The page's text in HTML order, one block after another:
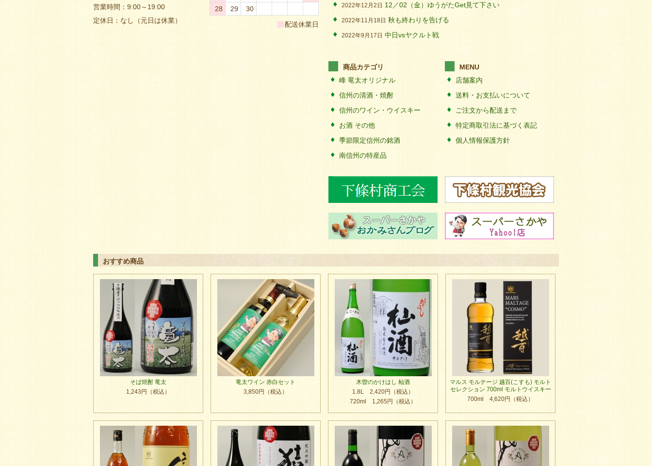
営業時間：9:00～19:00
定休日：なし（元日は休業）
28
29 30
■配送休業日
2022年12月2日 12／02（金）ゆうがたGet見て下さい
2022年11月18日 秋も終わりを告げる
2022年9月17日 中日vsヤクルト戦
商品カテゴリ
峰 竜太オリジナル
信州の清酒・焼酎
信州のワイン・ウイスキー
お酒 その他
季節限定信州の銘酒
南信州の特産品
MENU
店舗案内
送料・お支払いについて
ご注文から配送まで
特定商取引法に基づく表記
個人情報保護方針
おすすめ商品
そば焼酎 竜太
1,243円（税込）
竜太ワイン 赤白セット
3,850円（税込）
木曽のかけはし 杣酒
1.8L 2,420円（税込）
720ml 1,265円（税込）
マルス モルテージ 越百(こすも) モルト
セレクション 700ml モルトウイスキー
700ml 4,620円（税込）